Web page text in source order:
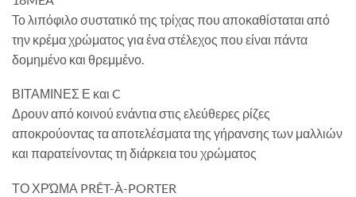
Το λιπόφιλο συστατικό της τρίχας που αποκαθίσταται από
την κρέμα χρώματος για ένα στέλεχος που είναι πάντα
δομημένο και θρεμμένο.
ΒΙΤΑΜΙΝΕΣ Ε και C
Δρουν από κοινού ενάντια στις ελεύθερες ρίζες
αποκρούοντας τα αποτελέσματα της γήρανσης των μαλλιών
και παρατείνοντας τη διάρκεια του χρώματος
ΤΟ ΧΡΏΜΑ PRÊT-À-PORTER